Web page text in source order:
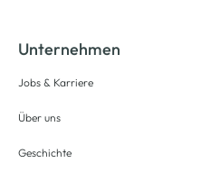
Unternehmen
Jobs & Karriere
Über uns
Geschichte